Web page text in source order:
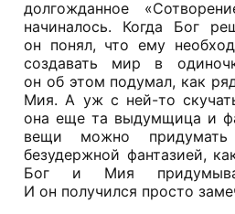
долгожданное
начиналось. Когда Бог
он понял, что ему
создавать мир в
он об этом подумал, как
Мия. А уж с ней-то
она еще та выдумщица и
вещи можно
безудержной фантазией,
Бог и Мия
И он получился просто